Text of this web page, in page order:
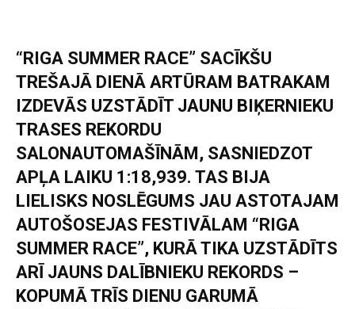
“RIGA SUMMER RACE” SACĪKŠU
TREŠAJĀ DIENĀ ARTŪRAM BATRAKAM
IZDEVĀS UZSTĀDĪT JAUNU BIĶERNIEKU
TRASES REKORDU
SALONAUTOMAŠĪNĀM, SASNIEDZOT
APĻA LAIKU 1:18,939. TAS BIJA
LIELISKS NOSLĒGUMS JAU ASTOTAJAM
AUTOŠOSEJAS FESTIVĀLAM “RIGA
SUMMER RACE”, KURĀ TIKA UZSTĀDĪTS
ARĪ JAUNS DALĪBNIEKU REKORDS –
KOPUMĀ TRĪS DIENU GARUMĀ